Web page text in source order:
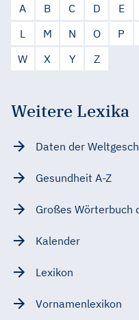
A B C D E
L
M N O P
W
X Y Z
Weitere Lexika
Daten der
Gesundheit A-Z
Großes Wörterbuch
Kalender
Lexikon
Vornamenlexikon